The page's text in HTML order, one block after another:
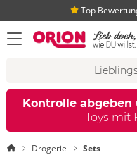
Top
Menü öffnen
Kontrolle abgeben
Toys mit
Startseite
Drogerie Sets